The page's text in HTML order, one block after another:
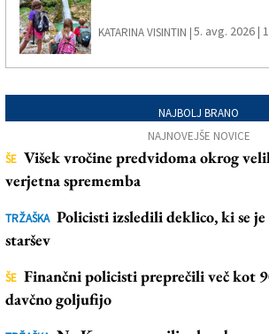
KATARINA VISINTIN |5. avg. 2026 |
NAJBOLJ BRANO
NAJNOVEJŠE NOVICE
ŠE Višek vročine predvidoma okrog
verjetna sprememba
TRŽAŠKA Policisti izsledili deklico, ki se
staršev
ŠE Finančni policisti preprečili več kot
davčno goljufijo